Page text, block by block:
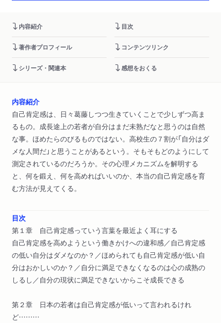
内容紹介 目次
著作者プロフィール コンテンツリンク
シリーズ・関連本 感想をおくる
内容紹介
自己肯定感は、日々葛藤しつつ生きていくことで少しずつ高ま
るもの。成長途上の若者が自分はまだ未熟だなと思うのは自然
な事。ほめたらのびるものではない。高校生の７割が「自分はダ
メな人間だ」と思うことがあるという。そもそもどのようにして
測定されているのだろうか。その心理メカニズムを解明する
と、何を鍛え、何を高めればいいのか、本当の自己肯定感を育
む方法が見えてくる。
目次
第１章 自己肯定感っていう言葉を最近よく耳にする
自己肯定感を高めようという働きかけへの違和感／自己肯定感
の低い自分はダメなのか？／ほめられても自己肯定感が低い自
分はおかしいのか？／自分に満足できなくなるのは心の成熟の
しるし／自分の現状に満足できないからこそ成長できる
第２章 日本の若者は自己肯定感が低いって言われるけれ
ど……